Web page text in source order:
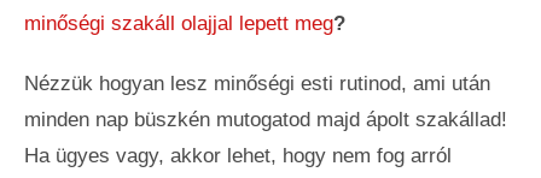
minőségi szakáll olajjal lepett meg?
Nézzük hogyan lesz minőségi esti rutinod, ami után
minden nap büszkén mutogatod majd ápolt szakállad!
Ha ügyes vagy, akkor lehet, hogy nem fog arról